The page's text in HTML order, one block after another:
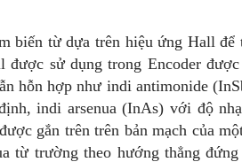
biến từ dựa trên hiệu ứng Hall
sử dụng trong Encoder
hỗn hợp như indi antimonide
indi arsenua (InAs) với độ
gắn trên trên bản mạch của
từ trường theo hướng thẳng